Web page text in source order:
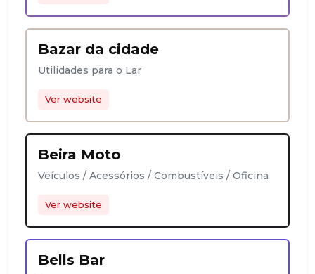
Bazar da cidade
Utilidades para o Lar
Ver website
Beira Moto
Veículos / Acessórios / Combustíveis / Oficina
Ver website
Bells Bar